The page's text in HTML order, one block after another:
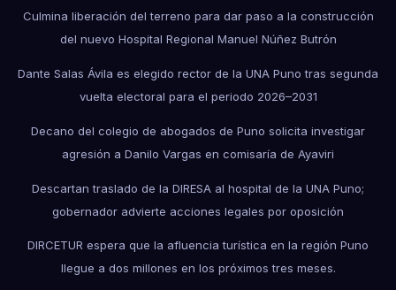
Culmina liberación del terreno para dar paso a la construcción
del nuevo Hospital Regional Manuel Núñez Butrón
Dante Salas Ávila es elegido rector de la UNA Puno tras segunda
vuelta electoral para el periodo 2026–2031
Decano del colegio de abogados de Puno solicita investigar
agresión a Danilo Vargas en comisaría de Ayaviri
Descartan traslado de la DIRESA al hospital de la UNA Puno;
gobernador advierte acciones legales por oposición
DIRCETUR espera que la afluencia turística en la región Puno
llegue a dos millones en los próximos tres meses.